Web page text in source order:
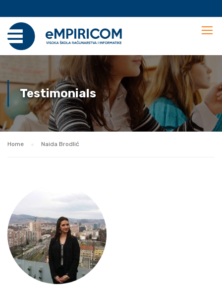
Testimonials
Home Naida Brodlić